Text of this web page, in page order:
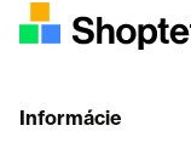
Informácie